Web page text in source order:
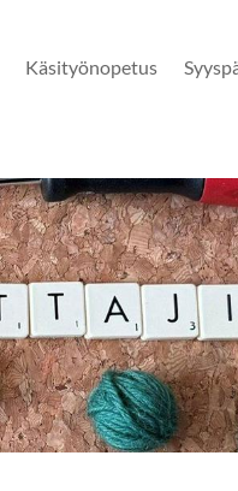
Käsityönopetus